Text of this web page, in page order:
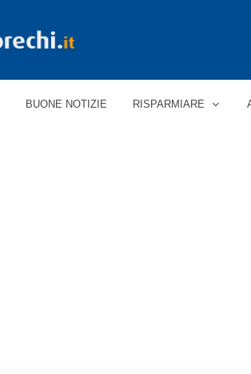
BUONE NOTIZIE RISPARMIARE